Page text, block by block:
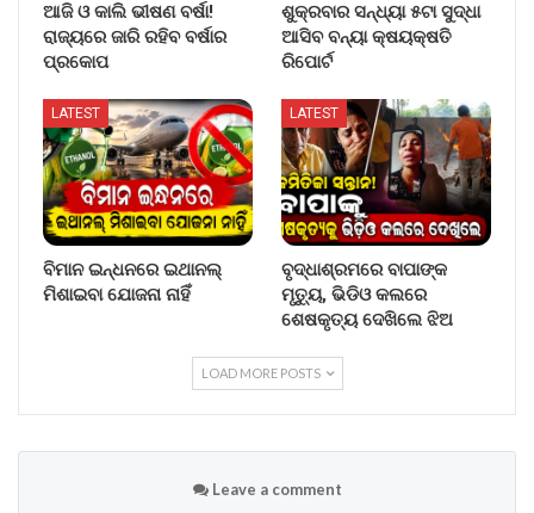
ଆଜି ଓ କାଲି ଭୀଷଣ ବର୍ଷା!
ରାଜ୍ୟରେ ଜାରି ରହିବ ବର୍ଷାର
ପ୍ରକୋପ
ଶୁକ୍ରବାର ସନ୍ଧ୍ୟା ୫ଟା ସୁଦ୍ଧା
ଆସିବ ବନ୍ୟା କ୍ଷୟକ୍ଷତି
ରିପୋର୍ଟ
LATEST
ବିମାନ ଇନ୍ଧନରେ ଇଥାନଲ୍
ମିଶାଇବା ଯୋଜନା ନାହିଁ
LATEST
ବୃଦ୍ଧାଶ୍ରମରେ ବାପାଙ୍କ
ମୃତ୍ୟୁ, ଭିଡିଓ କଲରେ
ଶେଷକୃତ୍ୟ ଦେଖିଲେ ଝିଅ
LOAD MORE POSTS
Leave a comment